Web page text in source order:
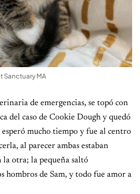
Sanctuary MA
de emergencias, se topó con
del caso de Cookie Dough y quedó
mucho tiempo y fue al centro
al parecer ambas estaban
la otra; la pequeña saltó
hombros de Sam, y todo fue amor a